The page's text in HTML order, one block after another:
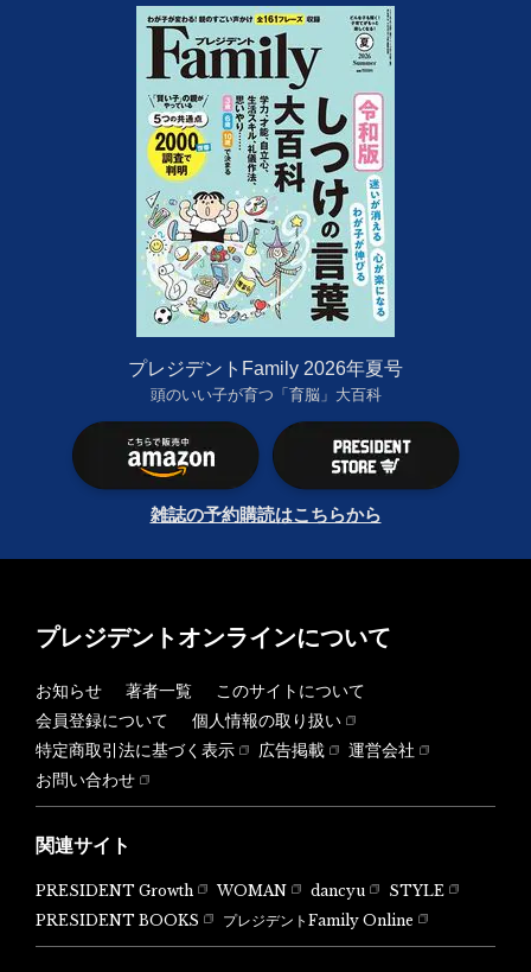
プレジデントFamily 2026年夏号
頭のいい子が育つ「育脳」大百科
雑誌の予約購読はこちらから
プレジデントオンラインについて
お知らせ 著者一覧
このサイトについて
会員登録について
個人情報の取り扱い
特定商取引法に基づく表示
広告掲載
運営会社
お問い合わせ
関連サイト
PRESIDENT Growth WOMAN dancyu
STYLE
PRESIDENT BOOKS
プレジデントFamily Online